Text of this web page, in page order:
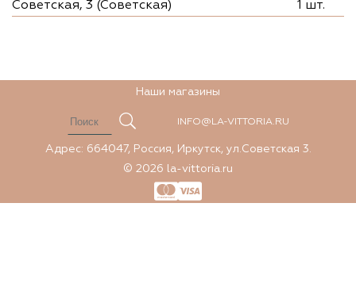
Советская, 3 (Советская) 1 шт.
Наши магазины
INFO@LA-VITTORIA.RU
Адрес: 664047, Россия, Иркутск, ул.Советская 3.
© 2026 la-vittoria.ru